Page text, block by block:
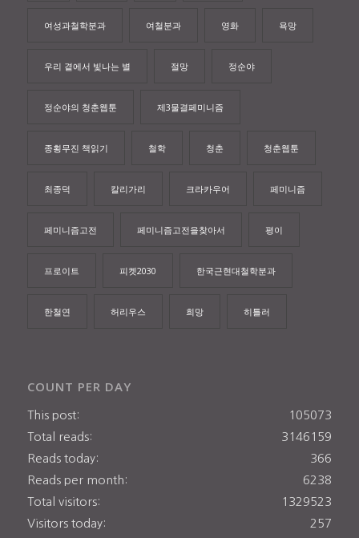
여성과철학분과 여철분과 영화 욕망
우리 곁에서 빛나는 별 절망 정순야
정순야의 청춘웹툰 제3물결페미니즘
종횡무진 책읽기 철학 청춘 청춘웹툰
최종덕 칼리가리 크라카우어 페미니즘
페미니즘고전 페미니즘고전을찾아서 평이
프로이트 피켓2030 한국근현대철학분과
한철연 허리우스 희망 히틀러
COUNT PER DAY
105073
This post:
3146159
Total reads:
366
Reads today:
6238
Reads per month:
1329523
Total visitors:
257
Visitors today: